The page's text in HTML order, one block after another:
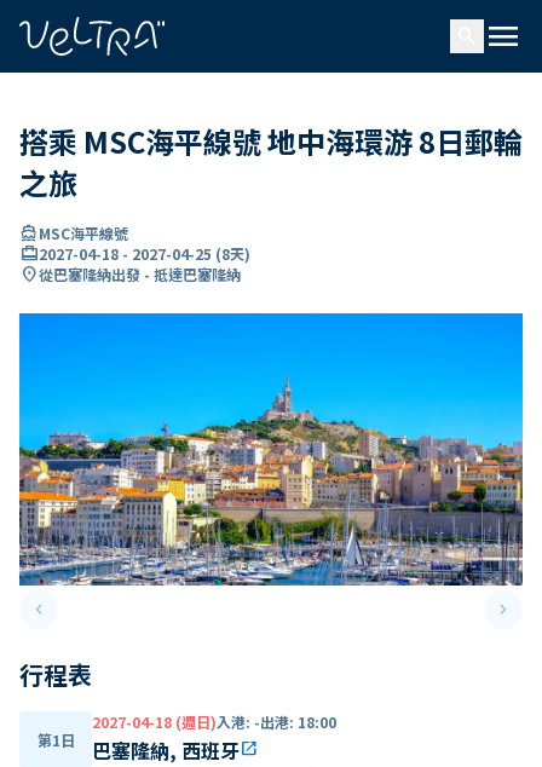
menu
搭乘 MSC海平線號 地中海環游 8日郵輪
之旅
directions_boatMSC海平線號
card_travel2027-04-18 - 2027-04-25 (8天)
location_on從巴塞隆納出發 - 抵達巴塞隆納
keyboard_arrow_leftPrevious slide keyboard_arrow_right
行程表
第1日
2027-04-18 (週日)入港: -出港: 18:00
巴塞隆納, 西班牙open_in_new